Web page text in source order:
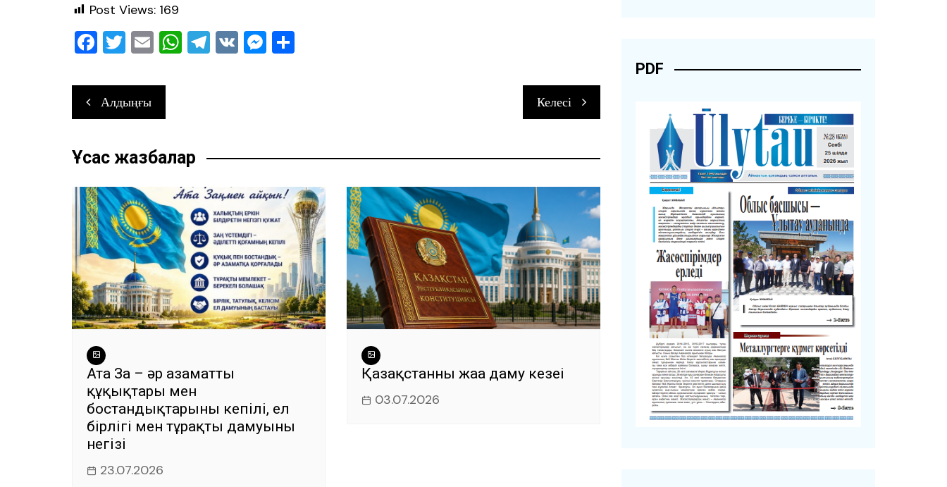
Post Views: 169
F
c
e
o
k
T
tt
er
E
ai
W
p
T
m
V M
g
Навигация
по
записям
Алдыңғы Келесі
Ұқсас жазбалар
Ата Заң – әр азаматтың
құқықтары мен
бостандықтарының кепілі, ел
бірлігі мен тұрақты дамуының
негізі
23.07.2026
Қазақстанның жаңа даму кезеңі
03.07.2026
PDF